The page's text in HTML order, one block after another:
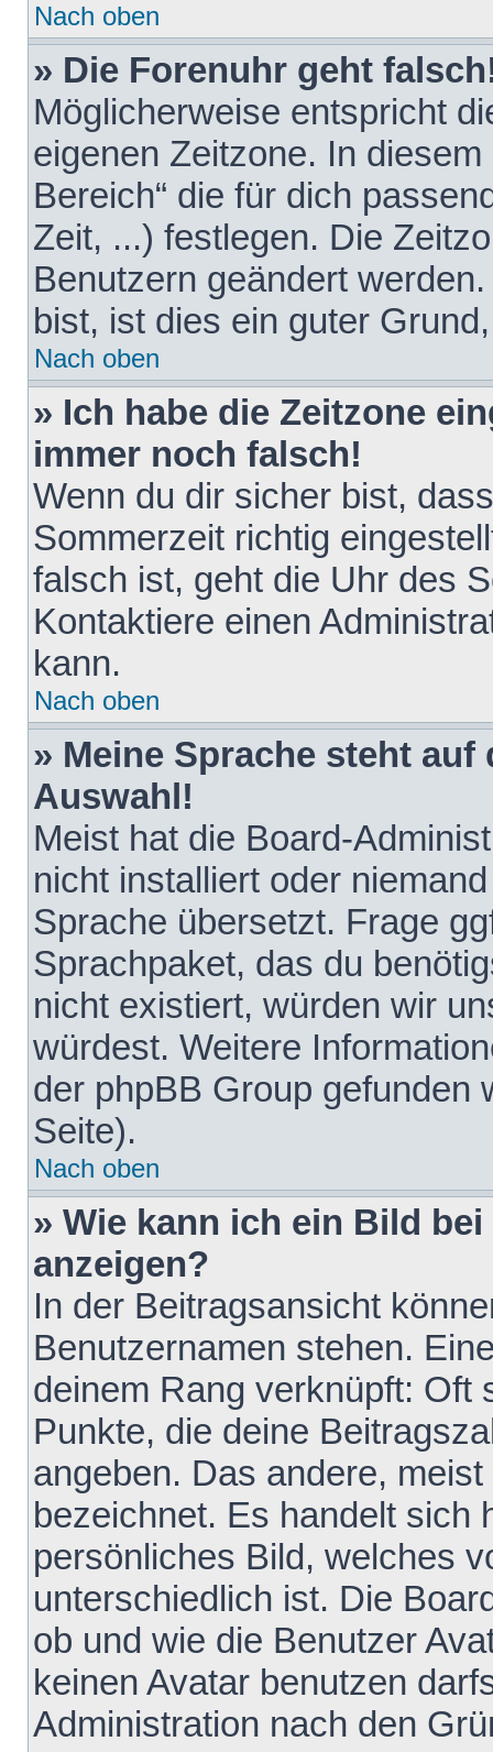
Nach oben
» Die Forenuhr geht
Möglicherweise entspricht
eigenen Zeitzone. In
Bereich“ die für dich
Zeit, ...) festlegen. Die
Benutzern geändert
bist, ist dies ein guter
Nach oben
» Ich habe die Zeitzone
immer noch falsch!
Wenn du dir sicher bist,
Sommerzeit richtig
falsch ist, geht die Uhr des
Kontaktiere einen
kann.
Nach oben
» Meine Sprache steht
Auswahl!
Meist hat die Board-
nicht installiert oder
Sprache übersetzt. Frage
Sprachpaket, das du
nicht existiert, würden wir
würdest. Weitere
der phpBB Group gefunden
Seite).
Nach oben
» Wie kann ich ein Bild
anzeigen?
In der Beitragsansicht
Benutzernamen stehen.
deinem Rang verknüpft: Oft
Punkte, die deine
angeben. Das andere,
bezeichnet. Es handelt sich
persönliches Bild, welches
unterschiedlich ist. Die
ob und wie die Benutzer
keinen Avatar benutzen
Administration nach den